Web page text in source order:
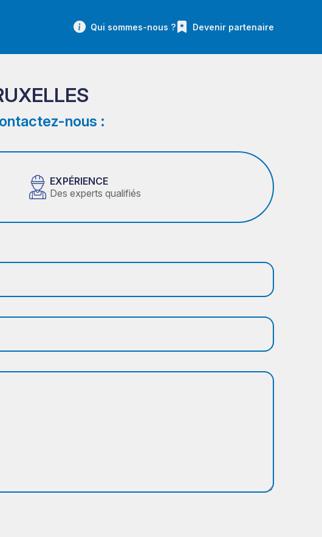
Qui sommes-nous ? Devenir partenaire
nous :
EXPÉRIENCE
Des experts qualifiés